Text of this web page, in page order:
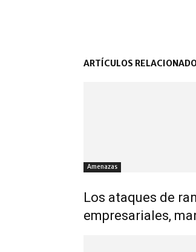
ARTÍCULOS
Amenazas
Los ataques de
empresariales,